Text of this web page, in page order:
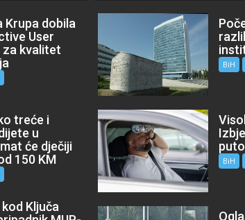
Krupa dobila
User
kvalitet
treće i
u
će dječiji
150 KM
Ključa
BiH
BiH